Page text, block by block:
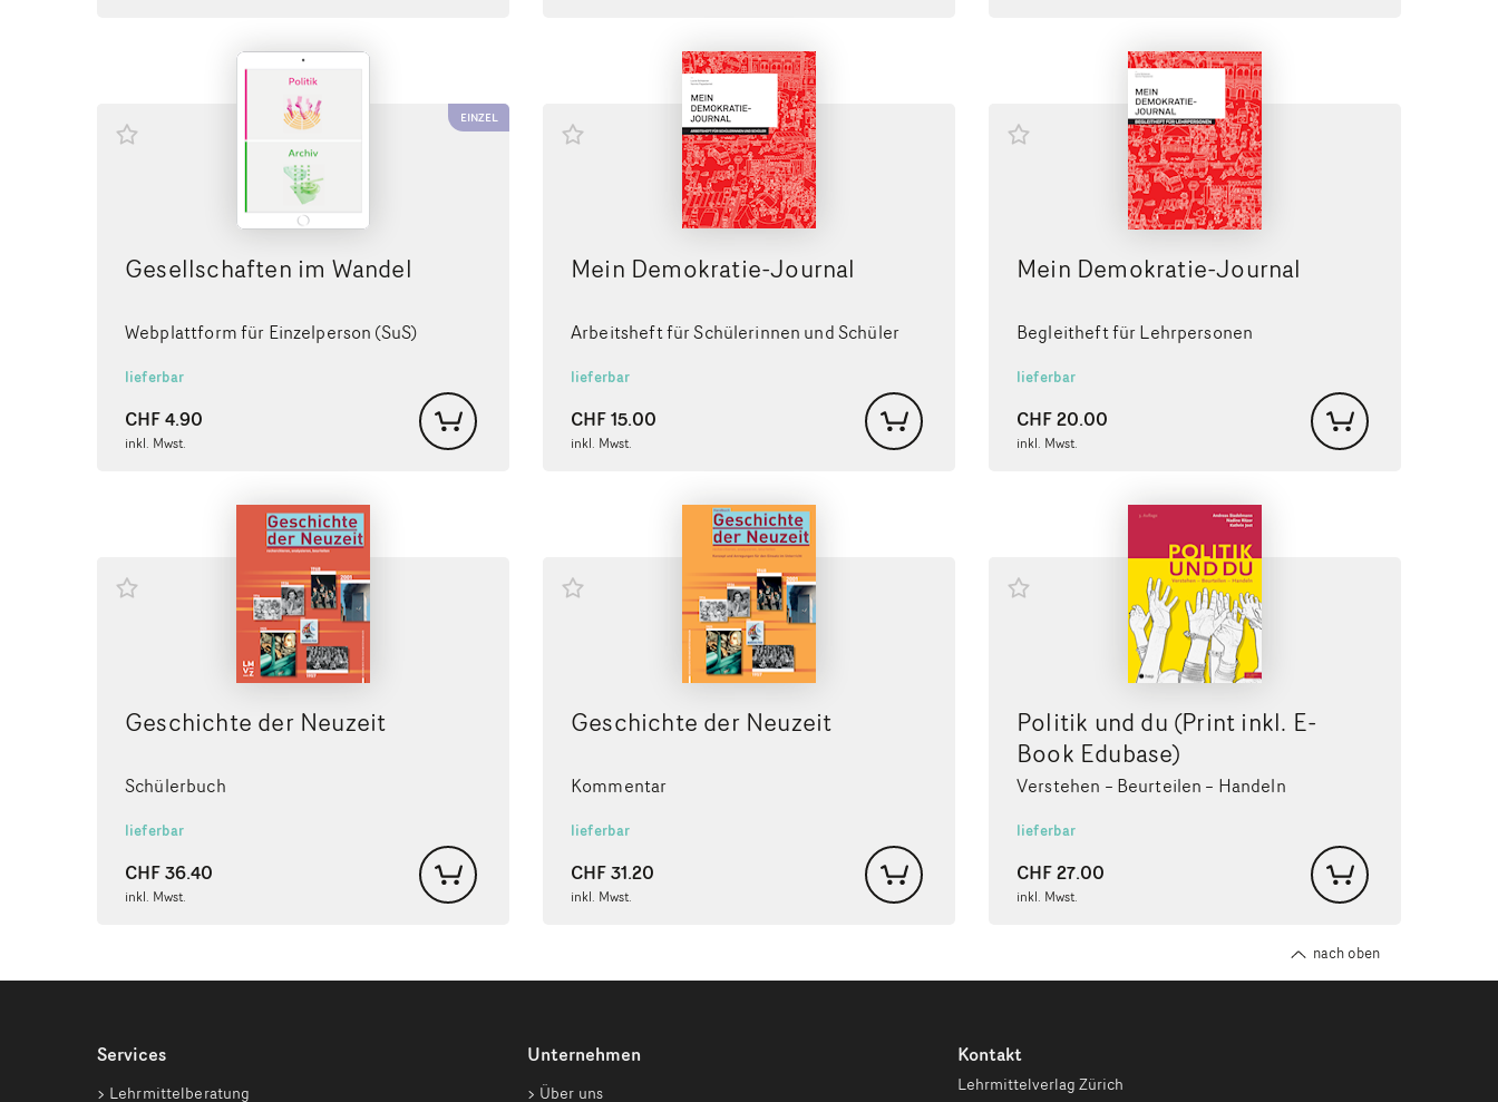
EINZEL
Gesellschaften im Wandel
Webplattform für Einzelperson (SuS)
lieferbar
CHF4.90
inkl. Mwst.
Mein Demokratie-Journal
Arbeitsheft für Schülerinnen und Schüler
lieferbar
CHF15.00
inkl. Mwst.
Mein Demokratie-Journal
Begleitheft für Lehrpersonen
lieferbar
CHF20.00
inkl. Mwst.
Geschichte der Neuzeit
Schülerbuch
lieferbar
CHF36.40
inkl. Mwst.
Geschichte der Neuzeit
Kommentar
lieferbar
CHF31.20
inkl. Mwst.
Politik und du (Print inkl. E-
Book Edubase)
Verstehen – Beurteilen – Handeln
lieferbar
CHF27.00
inkl. Mwst.
nach oben
Services
Lehrmittelberatung
Unternehmen
Über uns
Kontakt
Lehrmittelverlag Zürich